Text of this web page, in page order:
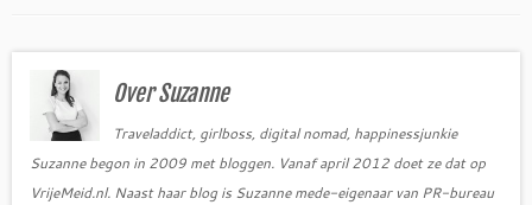
o e
r
Over Suzanne
Traveladdict, girlboss, digital nomad, happinessjunkie
Suzanne begon in 2009 met bloggen. Vanaf april 2012 doet ze dat op
VrijeMeid.nl. Naast haar blog is Suzanne mede-eigenaar van PR-bureau